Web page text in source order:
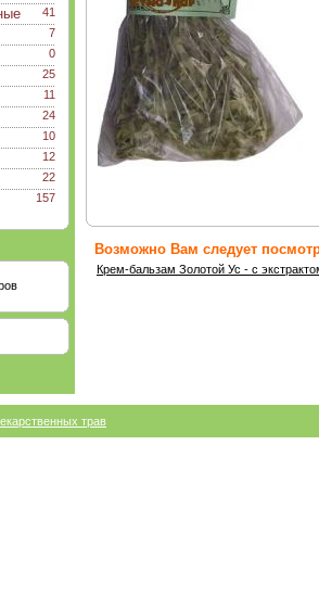
41
7
0
25
11
24
10
12
22
157
Возможно Вам следует
Крем-бальзам Золотой Ус - с
трав